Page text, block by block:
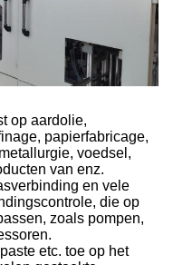
op aardolie,
papierfabricage,
voedsel,
van enz.
en vele
die op
zoals pompen,
etc. toe op het